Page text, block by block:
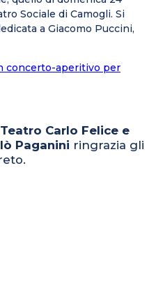
Sociale di Camogli. Si
a Giacomo Puccini,
concerto-aperitivo per
Carlo Felice e
Paganini ringrazia gli